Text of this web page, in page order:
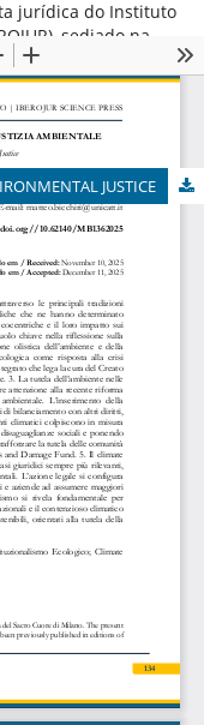
jurídica do Instituto
sediado na
do conhecimento
do Direito Público
destacam o direito
dos países da
7487
JUSTICE